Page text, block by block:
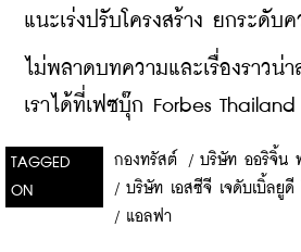
แนะเร่งปรับโครงสร้าง ยกระดับ
ไม่พลาดบทความและเรื่องราว
เราได้ที่เฟซบุ๊ก Forbes
TAGGED
ON
กองทรัสต์ / บริษัท ออริจิ้น
/ บริษัท เอสซีจี เจดับเบิ้ลยู
/ แอลฟา